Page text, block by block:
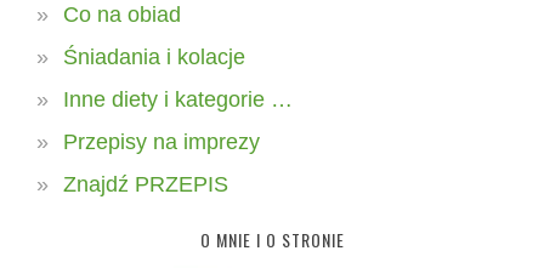
Co na obiad
Śniadania i kolacje
Inne diety i kategorie …
Przepisy na imprezy
Znajdź PRZEPIS
O MNIE I O STRONIE